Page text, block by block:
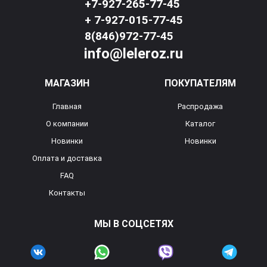
+7-927-265-77-45
+ 7-927-015-77-45
8(846)972-77-45
info@leleroz.ru
МАГАЗИН
Главная
О компании
Новинки
Оплата и доставка
FAQ
Контакты
ПОКУПАТЕЛЯМ
Распродажа
Каталог
Новинки
МЫ В СОЦСЕТЯХ